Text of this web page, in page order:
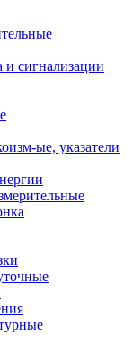
и сигнализации
ые, указатели